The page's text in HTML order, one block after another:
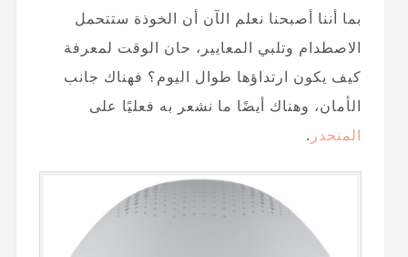
بما أننا أصبحنا نعلم الآن أن الخوذة ستتحمل
الاصطدام وتلبي المعايير، حان الوقت لمعرفة
كيف يكون ارتداؤها طوال اليوم؟ فهناك جانب
الأمان، وهناك أيضًا ما نشعر به فعليًا على
المنحدر .